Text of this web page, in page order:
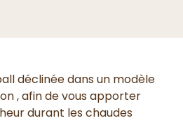
déclinée dans un modèle
,afin de vous apporter
durant les chaudes